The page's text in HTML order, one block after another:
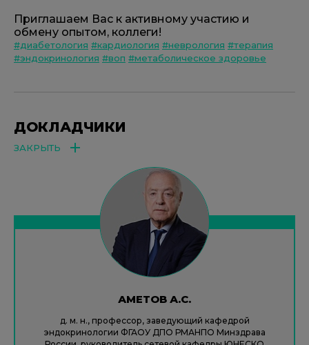
Приглашаем Вас к активному участию и
обмену опытом, коллеги!
#диабетология #кардиология #неврология #терапия
#эндокринология #воп #метаболическое здоровье
ДОКЛАДЧИКИ
ЗАКРЫТЬ
АМЕТОВ А.С.
д. м. н., профессор, заведующий кафедрой
эндокринологии ФГАОУ ДПО РМАНПО Минздрава